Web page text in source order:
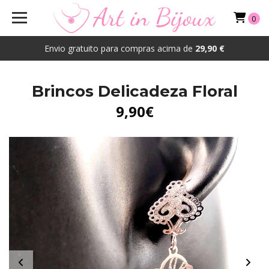
Envio gratuito para compras acima de 29,90 €
0
Brincos Delicadeza Floral
9,90€